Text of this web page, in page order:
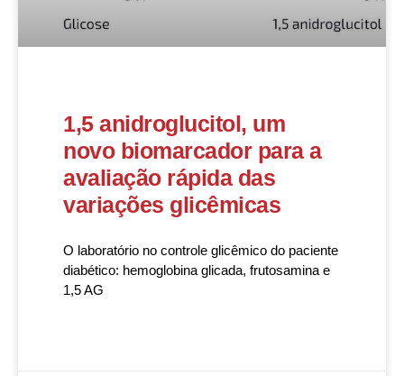
1,5 anidroglucitol, um
novo biomarcador para a
avaliação rápida das
variações glicêmicas
O laboratório no controle glicêmico do paciente
diabético: hemoglobina glicada, frutosamina e
1,5 AG